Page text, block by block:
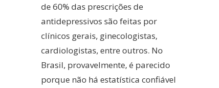
de 60% das prescrições de
antidepressivos são feitas por
clínicos gerais, ginecologistas,
cardiologistas, entre outros. No
Brasil, provavelmente, é parecido
porque não há estatística confiável